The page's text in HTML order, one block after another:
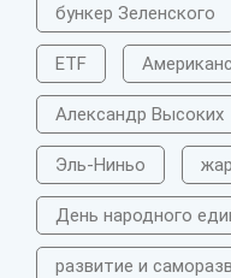
бункер Зеленского
ETF
Александр Высоких
Эль-Ниньо
День народного
развитие и